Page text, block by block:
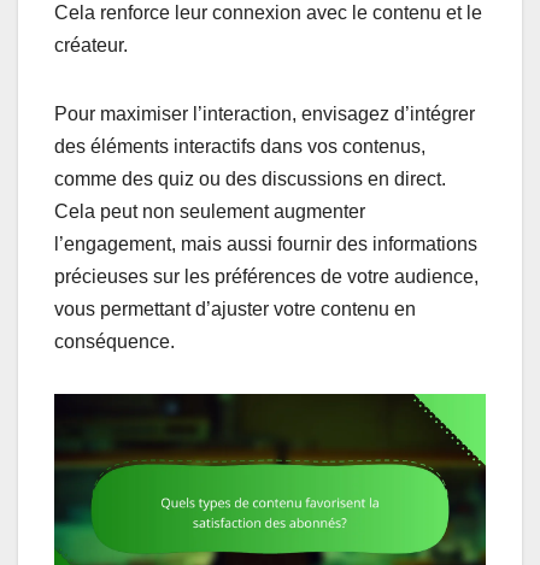
Cela renforce leur connexion avec le contenu et le
créateur.
Pour maximiser l’interaction, envisagez d’intégrer
des éléments interactifs dans vos contenus,
comme des quiz ou des discussions en direct.
Cela peut non seulement augmenter
l’engagement, mais aussi fournir des informations
précieuses sur les préférences de votre audience,
vous permettant d’ajuster votre contenu en
conséquence.